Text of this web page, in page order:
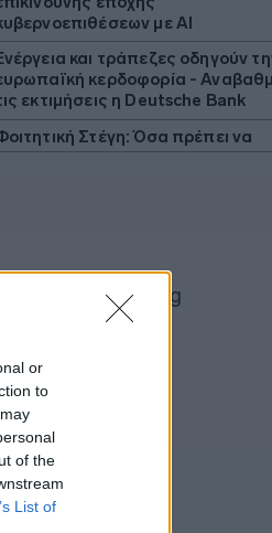
or
to
of the
List of
με AI
και τράπεζες οδηγούν
κερδοφορία -
εκτιμήσεις η Deutsche Bank
Στέγη: Όσα πρέπει να
κάθε οικογένεια πριν
λογαριασμό
Η χώρα που ζει το δημογραφικό μας
Σημαντική θεσμική εξέλιξη
για τον τουρισμό
Τα αχρησιμοποίητα
που κατέληξαν στα
σε έναν μόνον χρόνο
να γεμίσουν 75 πισίνες